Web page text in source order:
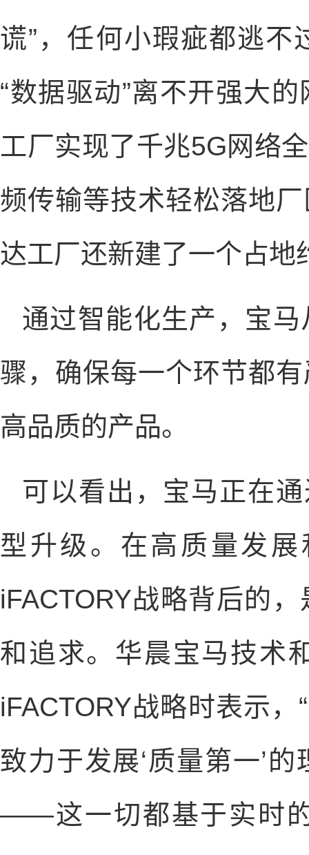
谎”，任何小瑕疵都逃
“数据驱动”离不开强大
工厂实现了千兆5G网络
频传输等技术轻松落地
达工厂还新建了一个占
通过智能化生产，宝
骤，确保每一个环节都
高品质的产品。
可以看出，宝马正在
型升级。在高质量发
iFACTORY战略背后的
和追求。华晨宝马技术
iFACTORY战略时表示
致力于发展‘质量第一’
——这一切都基于实时